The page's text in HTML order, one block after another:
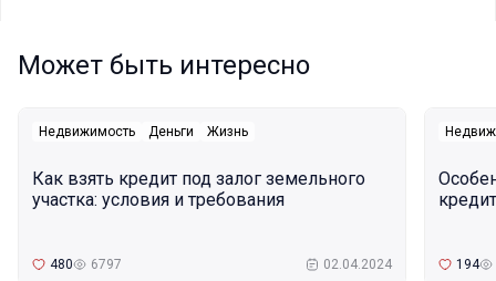
Может быть интересно
Недвижимость Деньги Жизнь
Как взять кредит под залог земельного
участка: условия и требования
480 6797 02.04.2024 194